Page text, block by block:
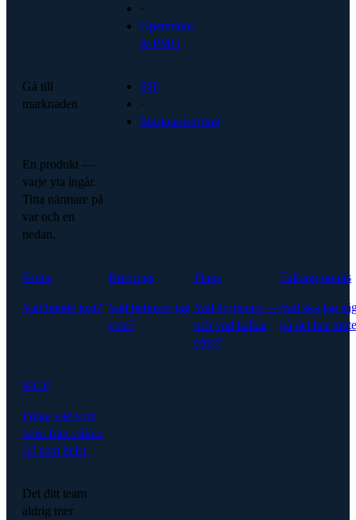
·
Operations
& PMO
Gå till
marknaden
Sälj
·
Marknadsföring
En produkt —
varje yta ingår.
Titta närmare på
var och en
nedan.
Notes
Vad hände just?
Briefings
Vad behöver jag
veta?
Plans
Vad är planen —
och vad halkar
efter?
Talking points
Vad ska jag
på det här
MCP
Fråga vad som
helst från vilken
AI som helst.
Det ditt team
aldrig mer